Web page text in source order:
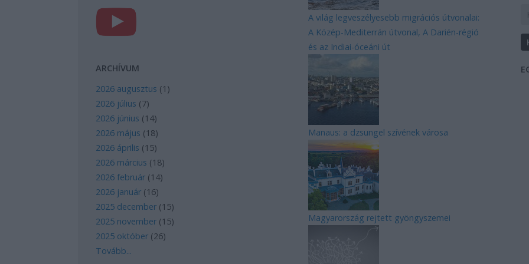
ARCHÍVUM
2026 augusztus (1 )
2026 július (7)
2026 június (14)
2026 május (18)
2026 április (15)
2026 március (18)
2026 február (14)
2026 január (16)
2025 december (15)
2025 november (15)
2025 október (26)
Tovább...
A világ legveszélyesebb migrációs útvonalai:
A Közép-Mediterrán útvonal, A Darién-régió
és az Indiai-óceáni út
Manaus: a dzsungel szívének városa
Magyarország rejtett gyöngyszemei